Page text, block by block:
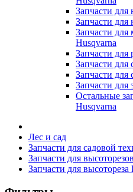
Запчасти для
Запчасти для
Запчасти для
Husqvarna
Запчасти для
Запчасти для
Запчасти для
Запчасти для
Остальные
Husqvarna
Лес и сад
Запчасти для садовой
Запчасти для
Запчасти для